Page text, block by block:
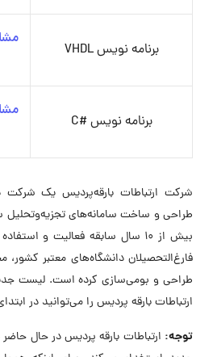
برنامه نویس VHDL
برنامه نویس #C
شرکت ارتباطات بارقه‌پردیس یک شرکت
طراحی و ساخت سامانه‌های
بیش از ۱۰ سال سابقه فعالیت و
فارغ‌التحصیلان دانشگاه‌های معتبر کشور،
طراحی و بومی‌سازی کرده است. لیست
ارتباطات بارقه پردیس را می‌توانید در
توجه: